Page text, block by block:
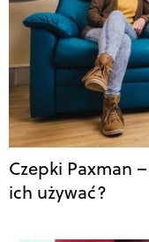
Czepki Paxman
ich używać?